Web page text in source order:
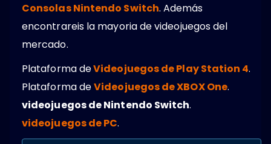
Consolas Nintendo Switch. Además
encontrareis la mayoria de videojuegos del
mercado.
Plataforma deVideojuegos de Play Station 4.
Plataforma deVideojuegos de XBOX One.
videojuegos de Nintendo Switch.
videojuegos de PC.